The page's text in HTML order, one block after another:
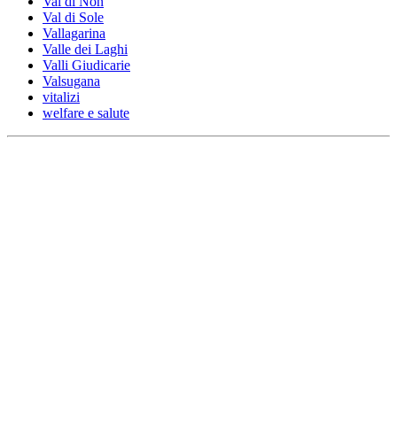
Val di Sole
Vallagarina
Valle dei Laghi
Valli Giudicarie
Valsugana
vitalizi
welfare e salute